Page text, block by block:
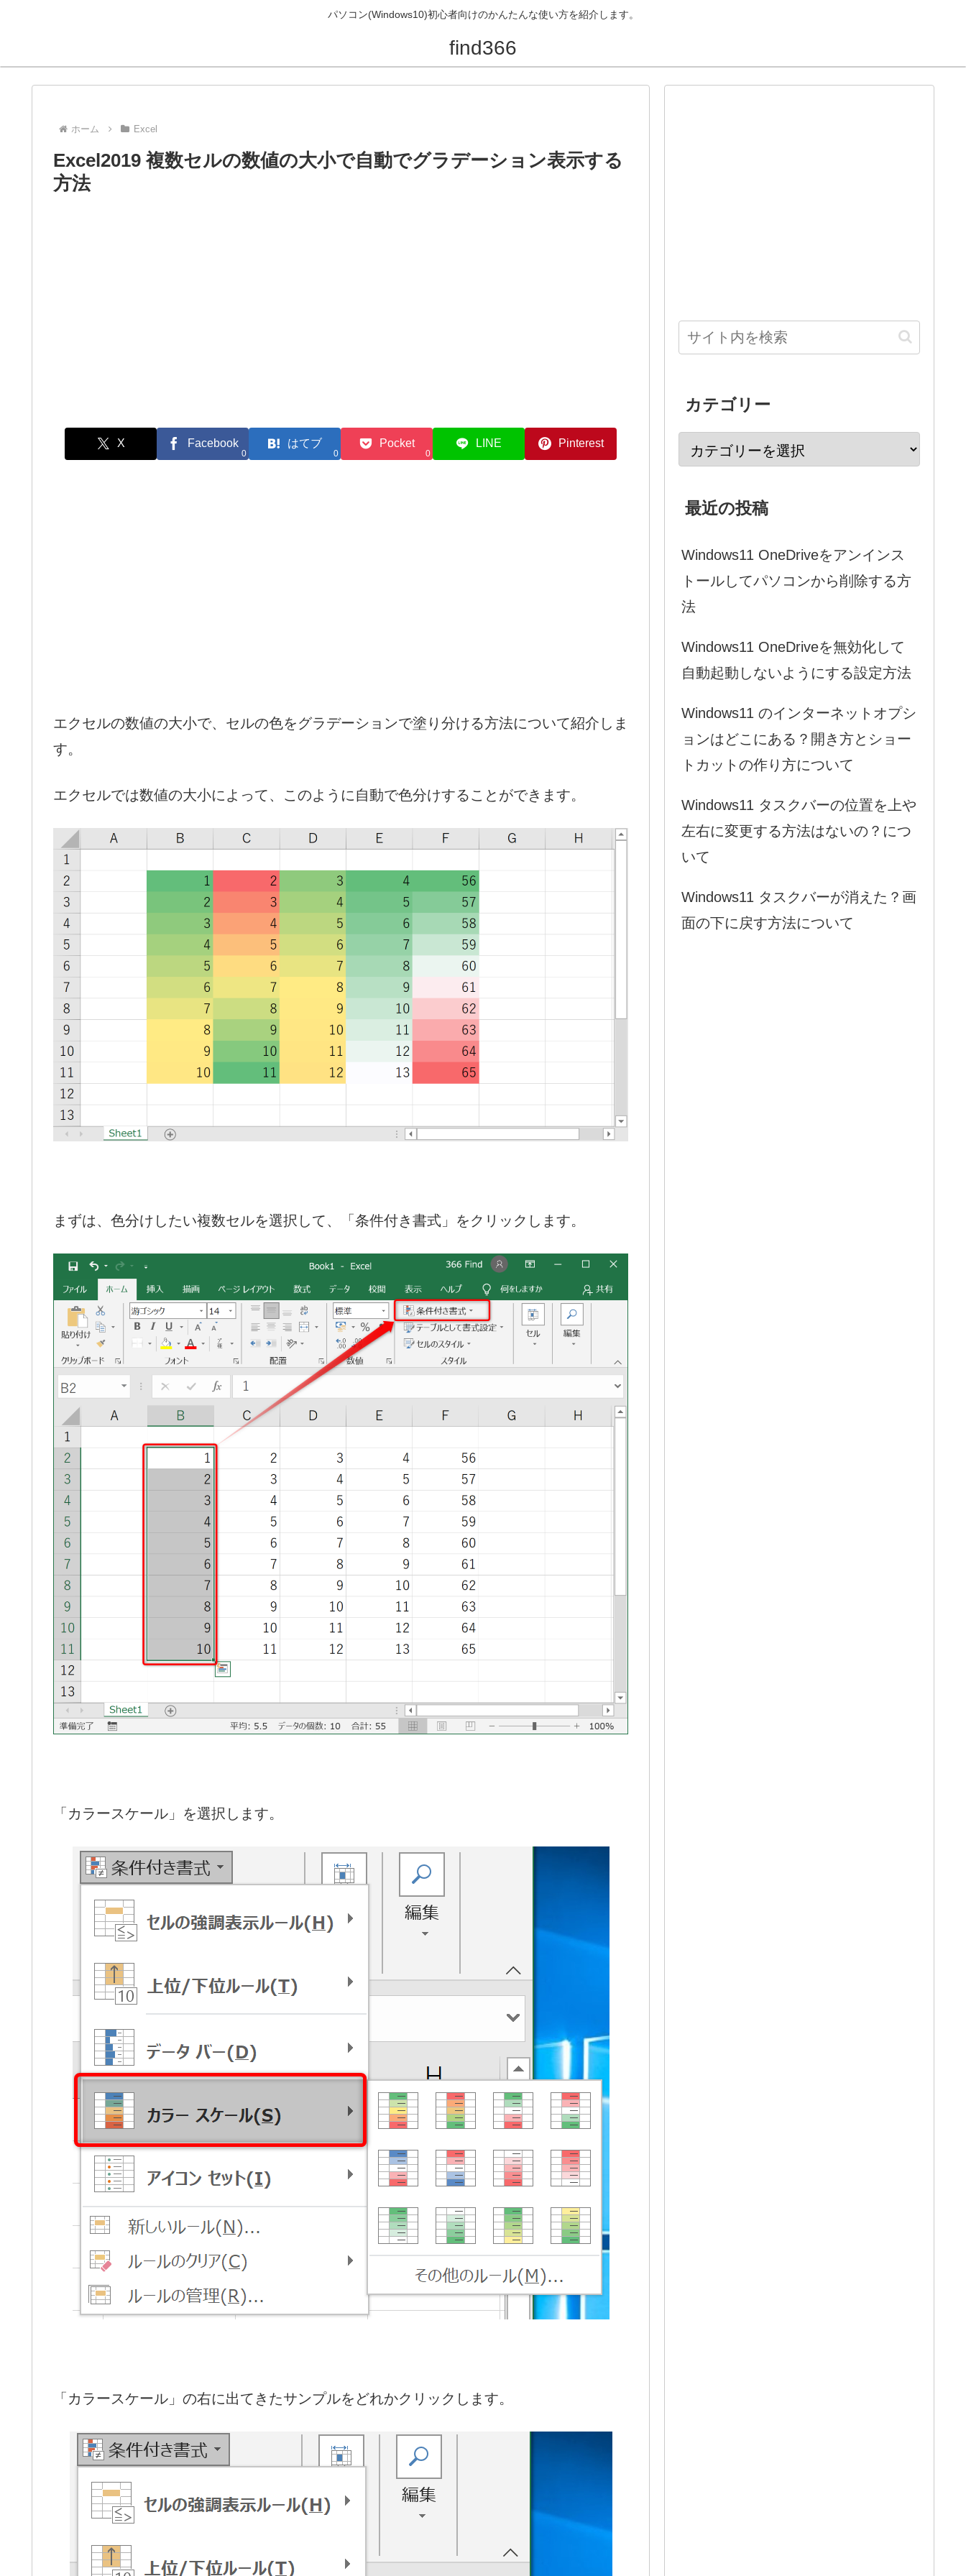
パソコン(Windows10)初心者向けのかんたんな使い方を紹介します。
find366
ホーム Excel
Excel2019 複数セルの数値の大小で自動でグラデーション表示する
方法
X Facebook
0
はてブ
0
Pocket
0
LINE Pinterest
エクセルの数値の大小で、セルの色をグラデーションで塗り分ける方法について紹介しま
す。
エクセルでは数値の大小によって、このように自動で色分けすることができます。
まずは、色分けしたい複数セルを選択して、「条件付き書式」をクリックします。
「カラースケール」を選択します。
「カラースケール」の右に出てきたサンプルをどれかクリックします。
カテゴリー
最近の投稿
Windows11 OneDriveをアンインス
トールしてパソコンから削除する方
法
Windows11 OneDriveを無効化して
自動起動しないようにする設定方法
Windows11 のインターネットオプシ
ョンはどこにある？開き方とショー
トカットの作り方について
Windows11 タスクバーの位置を上や
左右に変更する方法はないの？につ
いて
Windows11 タスクバーが消えた？画
面の下に戻す方法について